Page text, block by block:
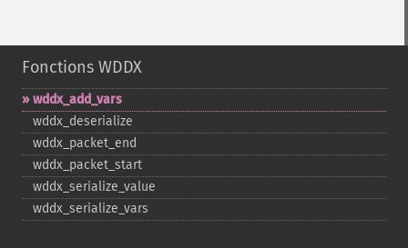
Fonctions WDDX
wddx_​add_​vars
wddx_​deserialize
wddx_​packet_​end
wddx_​packet_​start
wddx_​serialize_​value
wddx_​serialize_​vars